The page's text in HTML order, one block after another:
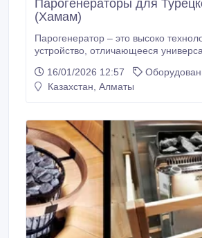
Парогенераторы для
(Хамам)
Парогенератор – это высоко
устройство, отличающееся универсальностью и
Парогенераторы могут применяться
так и в коммерческих целях в
окисляющиеся нагревательные
16/01/2026 12:57
Казахстан, Алматы